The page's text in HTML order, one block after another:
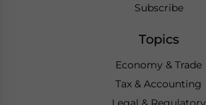
Subscribe
Topics
Economy & Trade
Tax & Accounting